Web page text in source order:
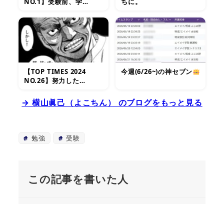
【TOP TIMES 2024
NO.26】努力した…
今週(6/26~)の神セブン
→ 横山眞己（よこちん） のブログをもっと見る
勉強 受験
この記事を書いた人